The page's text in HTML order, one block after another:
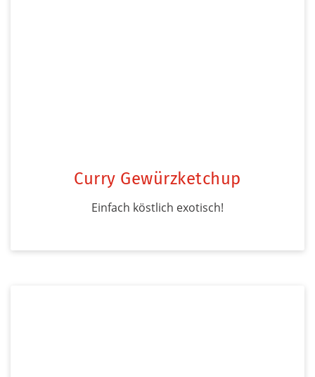
Curry Gewürzketchup
Einfach köstlich exotisch!